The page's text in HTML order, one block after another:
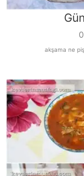
akşama ne